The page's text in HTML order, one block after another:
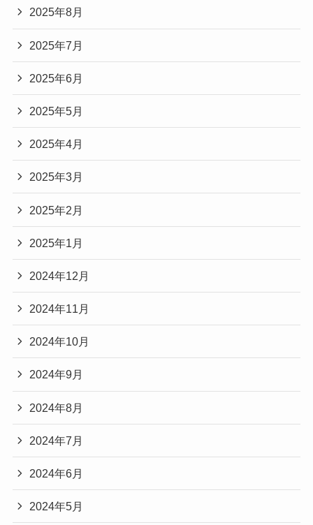
2025年8月
2025年7月
2025年6月
2025年5月
2025年4月
2025年3月
2025年2月
2025年1月
2024年12月
2024年11月
2024年10月
2024年9月
2024年8月
2024年7月
2024年6月
2024年5月